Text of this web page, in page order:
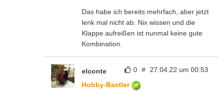
Das habe ich bereits mehrfach, aber jetzt
lenk mal nicht ab. Nix wissen und die
Klappe aufreißen ist nunmal keine gute
Kombination.
0 # 27.04.22 um 00:53
elconte
Hobby-Bastler